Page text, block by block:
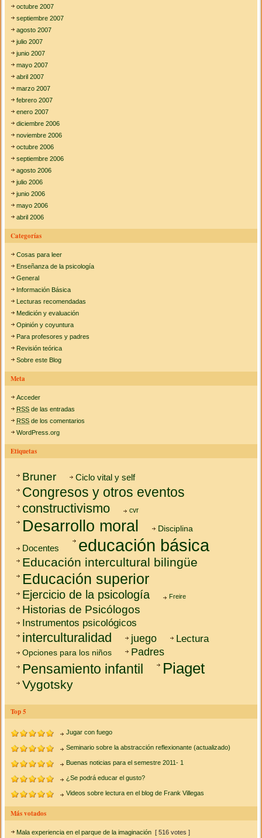
octubre 2007
septiembre 2007
agosto 2007
julio 2007
junio 2007
mayo 2007
abril 2007
marzo 2007
febrero 2007
enero 2007
diciembre 2006
noviembre 2006
octubre 2006
septiembre 2006
agosto 2006
julio 2006
junio 2006
mayo 2006
abril 2006
Categorías
Cosas para leer
Enseñanza de la psicología
General
Información Básica
Lecturas recomendadas
Medición y evaluación
Opinión y coyuntura
Para profesores y padres
Revisión teórica
Sobre este Blog
Meta
Acceder
RSS de las entradas
RSS de los comentarios
WordPress.org
Etiquetas
Bruner Ciclo vital y self
Congresos y otros eventos
constructivismo cvr
Desarrollo moral Disciplina
Docentes educación básica
Educación intercultural bilingüe
Educación superior
Ejercicio de la psicología Freire
Historias de Psicólogos
Instrumentos psicológicos
interculturalidad juego Lectura
Opciones para los niños Padres
Pensamiento infantil Piaget
Vygotsky
Top 5
Jugar con fuego
Seminario sobre la abstracción reflexionante (actualizado)
Buenas noticias para el semestre 2011- 1
¿Se podrá educar el gusto?
Videos sobre lectura en el blog de Frank Villegas
Más votados
Mala experiencia en el parque de la imaginación [ 516 votes ]